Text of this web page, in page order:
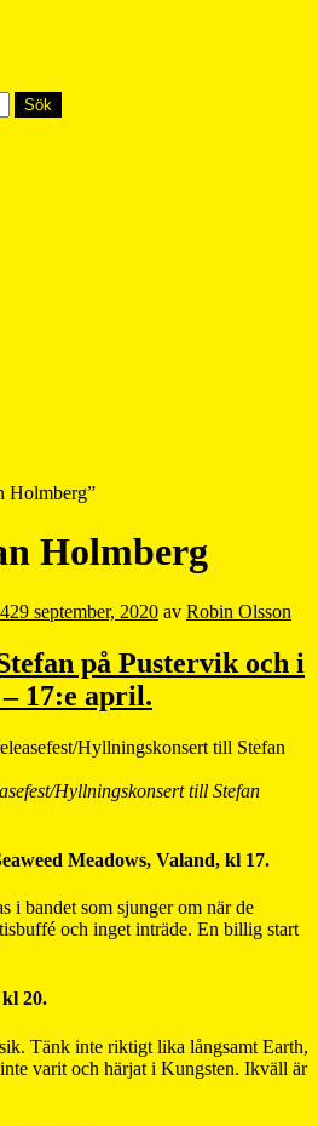
Sök
Holmberg”
Holmberg
29 september, 2020 av Robin Olsson
på Pustervik och i
17:e april.
Hyllningskonsert till Stefan
Meadows, Valand, kl 17.
i bandet som sjunger om när de
och inget inträde. En billig start
20.
Tänk inte riktigt lika långsamt Earth,
varit och härjat i Kungsten. Ikväll är